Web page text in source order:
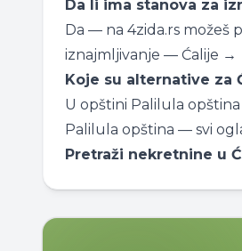
Da li ima stanova za
Da — na 4zida.rs možeš
iznajmljivanje — Ćalije →
Koje su alternative za
U opštini Palilula
Palilula opština — svi
Pretraži nekretnine u